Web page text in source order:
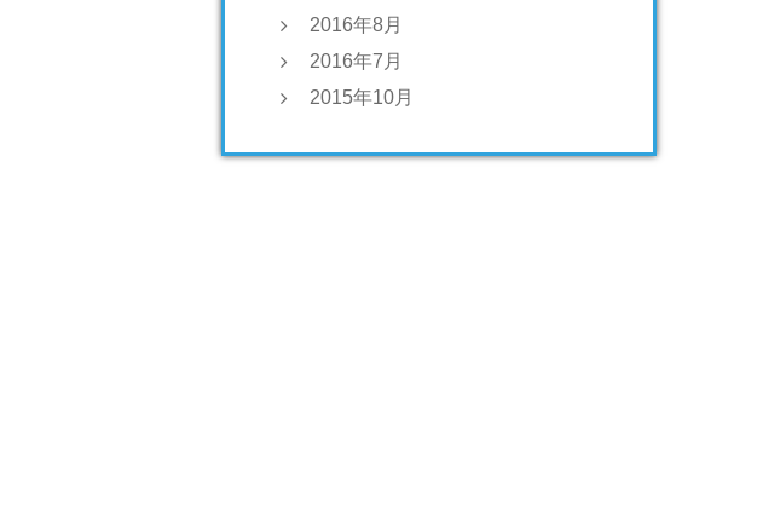
2016年8月
2016年7月
2015年10月